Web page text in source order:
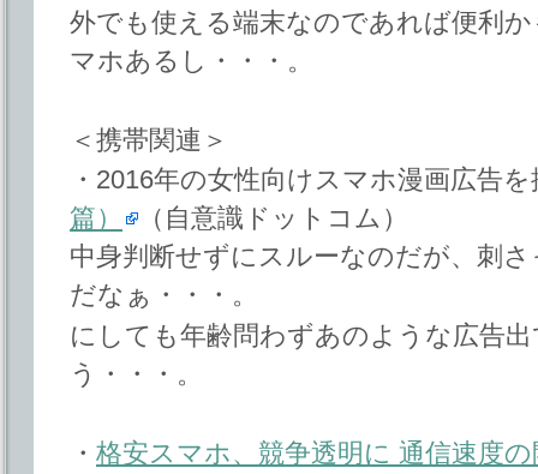
外でも使える端末なのであれば便利
マホあるし・・・。
＜携帯関連＞
・2016年の女性向けスマホ漫画広告
篇）
（自意識ドットコム）
中身判断せずにスルーなのだが、刺
だなぁ・・・。
にしても年齢問わずあのような広告
う・・・。
・ 格安スマホ、競争透明に 通信速度